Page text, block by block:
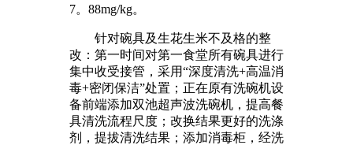
7。88mg/kg。
针对碗具及生花生米不及格的整
改：第一时间对第一食堂所有碗具进行
集中收受接管，采用“深度清洗+高温消
毒+密闭保洁”处置；正在原有洗碗机设
备前端添加双池超声波洗碗机，提高餐
具清洗流程尺度；改换结果更好的洗涤
剂，提拔清洗结果；添加消毒柜，经洗